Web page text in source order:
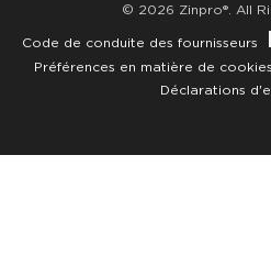
© 2026 Zinpro®. All
Code de conduite des fournisseurs
Préférences en matière de cookies
Déclarations